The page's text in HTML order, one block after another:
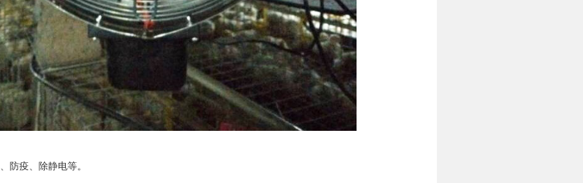
防疫、除静电等。